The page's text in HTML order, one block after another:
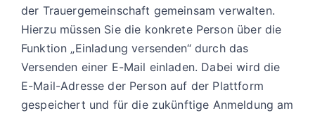
der Trauergemeinschaft gemeinsam verwalten.
Hierzu müssen Sie die konkrete Person über die
Funktion „Einladung versenden“ durch das
Versenden einer E-Mail einladen. Dabei wird die
E-Mail-Adresse der Person auf der Plattform
gespeichert und für die zukünftige Anmeldung am